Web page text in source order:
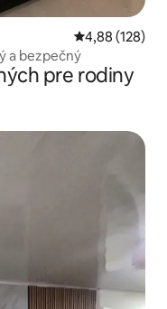
Priemerné
4,88 (128)
a bezpečný
pre rodiny